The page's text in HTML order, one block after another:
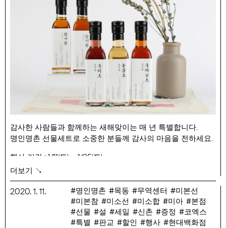
감사한 사람들과 함께하는 새해맞이는 매 년 특별합니다.
명인명촌 선물세트로 소중한 분들께 감사의 마음을 전하세요.
행사 기간 : 1/11(토) ~ 1/25(토)
행사 품목 : 명인명촌 선물세트
더보기 ↘
2020.1.11. 명인명촌 목동 무역센터
미본선
미본참
미소선 미소합 미아
본점
선물
설 세일 신촌 증정
코엑스
특별
판교 할인 행사 현대백화점